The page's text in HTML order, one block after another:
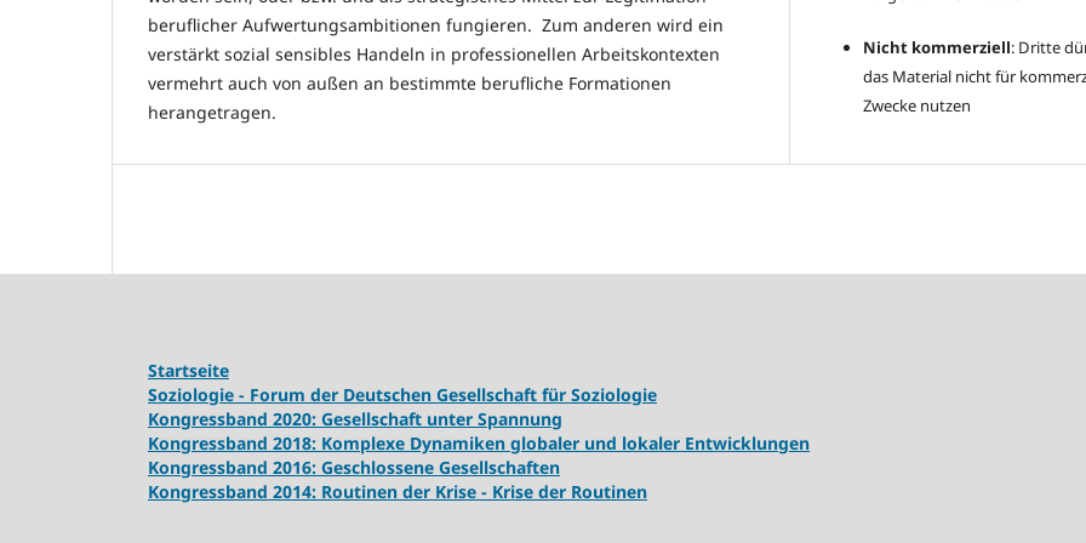
beruflicher Aufwertungsambitionen fungieren. Zum anderen wird ein
verstärkt sozial sensibles Handeln in professionellen Arbeitskontexten
vermehrt auch von außen an bestimmte berufliche Formationen
herangetragen.
Nicht kommerziell: Dritte
das Material nicht für
Zwecke nutzen
Startseite
Soziologie - Forum der Deutschen Gesellschaft für Soziologie
Kongressband 2020: Gesellschaft unter Spannung
Kongressband 2018: Komplexe Dynamiken globaler und lokaler Entwicklungen
Kongressband 2016: Geschlossene Gesellschaften
Kongressband 2014: Routinen der Krise - Krise der Routinen